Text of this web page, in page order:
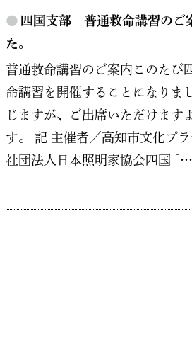
● 四国支部 普通救命講習のご
た。
普通救命講習のご案内このたび
命講習を開催することになりま
じますが、ご出席いただけます
す。 記 主催者／高知市文化プ
社団法人日本照明家協会四国 […]